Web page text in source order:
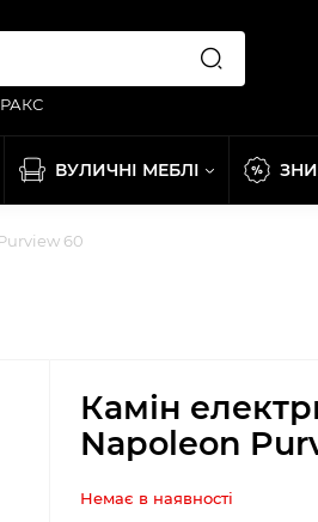
ВУЛИЧНІ МЕБЛІ
60
Камін
Napoleon
Немає в наявності